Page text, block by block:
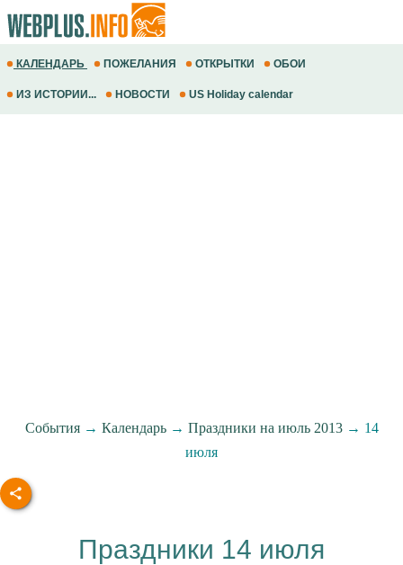
КАЛЕНДАРЬ ПОЖЕЛАНИЯ ОТКРЫТКИ ОБОИ
ИЗ ИСТОРИИ... НОВОСТИ US Holiday calendar
События→ Календарь→ Праздники на июль 2013→ 14
июля
Праздники 14 июля